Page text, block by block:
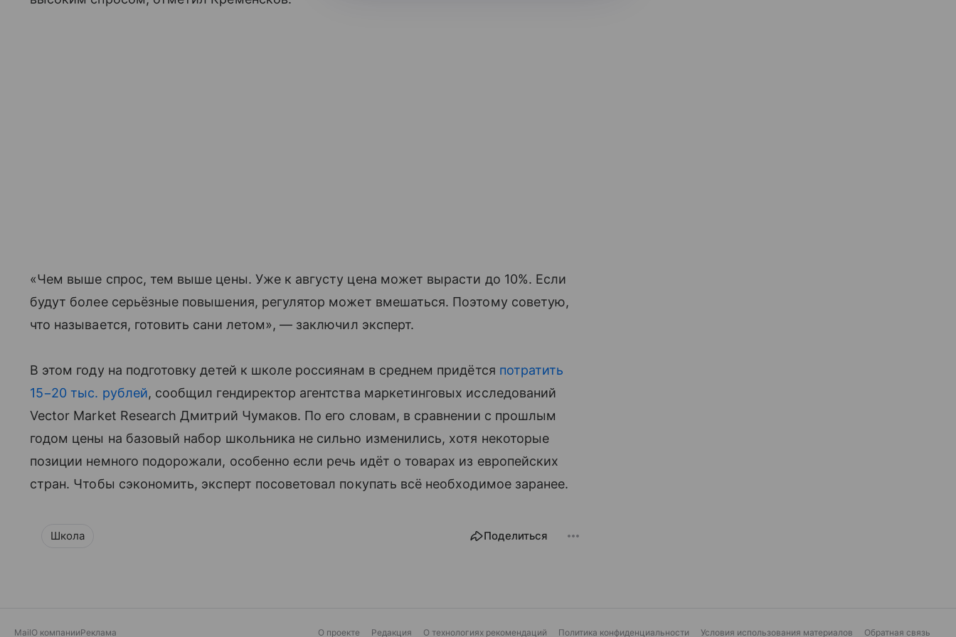
«Чем выше спрос, тем выше цены. Уже к августу цена может вырасти до 10%. Если
будут более серьёзные повышения, регулятор может вмешаться. Поэтому советую,
что называется, готовить сани летом», — заключил эксперт.
В этом году на подготовку детей к школе россиянам в среднем придётся потратить
15−20 тыс. рублей, сообщил гендиректор агентства маркетинговых исследований
Vector Market Research Дмитрий Чумаков. По его словам, в сравнении с прошлым
годом цены на базовый набор школьника не сильно изменились, хотя некоторые
позиции немного подорожали, особенно если речь идёт о товарах из европейских
стран. Чтобы сэкономить, эксперт посоветовал покупать всё необходимое заранее.
Школа Поделиться
MailО компанииРеклама О проекте Редакция О технологиях рекомендаций Политика конфиденциальности Условия использования материалов Обратная связь